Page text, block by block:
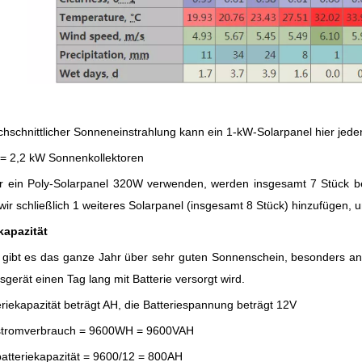
Sonneneinstrahlung kann ein 1-kW-Solarpanel hier
2,2 kW Sonnenkollektoren
ein Poly-Solarpanel 320W verwenden, werden insgesamt 7 Stück
schließlich 1 weiteres Solarpanel (insgesamt 8 Stück) hinzufügen,
es das ganze Jahr über sehr guten Sonnenschein, besonders
einen Tag lang mit Batterie versorgt wird.
beträgt AH, die Batteriespannung beträgt 12V
= 9600WH = 9600VAH
= 9600/12 = 800AH